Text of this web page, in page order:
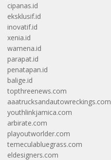
cipanas.id
eksklusif.id
inovatif.id
xenia.id
wamena.id
parapat.id
penatapan.id
balige.id
topthreenews.com
aaatrucksandautowreckings.com
youthlinkjamica.com
arbirate.com
playoutworlder.com
temeculabluegrass.com
eldesigners.com